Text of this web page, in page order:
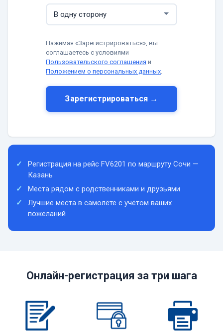
Нажимая «Зарегистрироваться», вы
соглашаетесь с условиями
Пользовательского соглашения и
Положением о персональных данных.
Зарегистрироваться →
Регистрация на рейс FV6201 по маршруту Сочи —
Казань
Места рядом с родственниками и друзьями
Лучшие места в самолёте с учётом ваших
пожеланий
Онлайн-регистрация за три шага